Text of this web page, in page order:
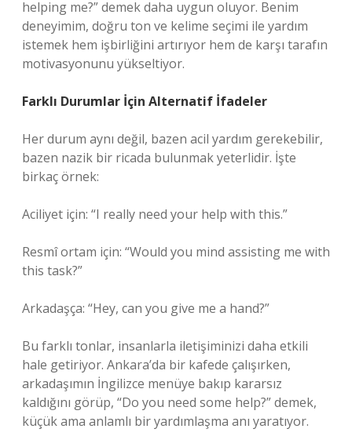
helping me?” demek daha uygun oluyor. Benim
deneyimim, doğru ton ve kelime seçimi ile yardım
istemek hem işbirliğini artırıyor hem de karşı tarafın
motivasyonunu yükseltiyor.
Farklı Durumlar İçin Alternatif İfadeler
Her durum aynı değil, bazen acil yardım gerekebilir,
bazen nazik bir ricada bulunmak yeterlidir. İşte
birkaç örnek:
Aciliyet için: “I really need your help with this.”
Resmî ortam için: “Would you mind assisting me with
this task?”
Arkadaşça: “Hey, can you give me a hand?”
Bu farklı tonlar, insanlarla iletişiminizi daha etkili
hale getiriyor. Ankara’da bir kafede çalışırken,
arkadaşımın İngilizce menüye bakıp kararsız
kaldığını görüp, “Do you need some help?” demek,
küçük ama anlamlı bir yardımlaşma anı yaratıyor.